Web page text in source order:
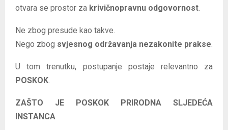
otvara se prostor za krivičnopravnu odgovornost
Ne zbog presude kao takve.
Nego zbog svjesnog održavanja nezakonite prakse
U tom trenutku, postupanje postaje relevantno za
POSKOK
ZAŠTO JE POSKOK PRIRODNA SLJEDEĆA
INSTANCA